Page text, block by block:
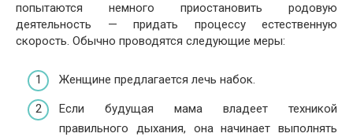
попытаются немного приостановить родовую
деятельность — придать процессу естественную
скорость. Обычно проводятся следующие меры:
Женщине предлагается лечь набок.
Если будущая мама владеет техникой
правильного дыхания, она начинает выполнять